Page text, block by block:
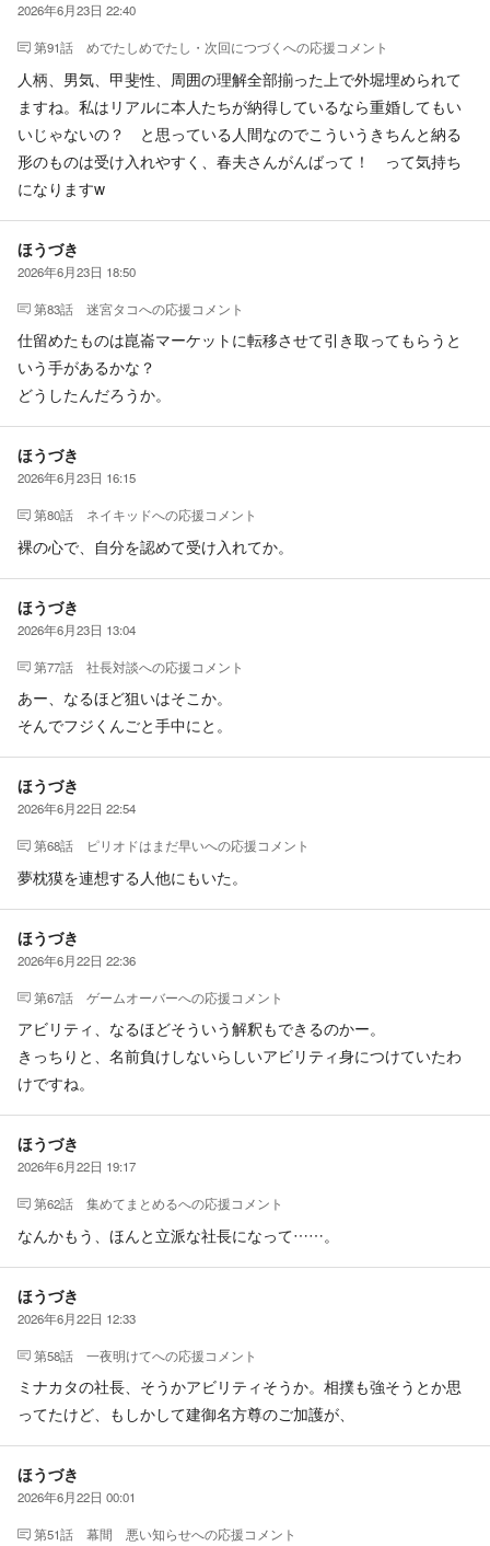
2026年6月23日 22:40
第91話 めでたしめでたし・次回につづく への応援コメント
人柄、男気、甲斐性、周囲の理解全部揃った上で外堀埋められて
ますね。私はリアルに本人たちが納得しているなら重婚してもい
いじゃないの？ と思っている人間なのでこういうきちんと納る
形のものは受け入れやすく、春夫さんがんばって！ って気持ち
になりますw
ほうづき
2026年6月23日 18:50
第83話 迷宮タコへの応援コメント
仕留めたものは崑崙マーケットに転移させて引き取ってもらうと
いう手があるかな？
どうしたんだろうか。
ほうづき
2026年6月23日 16:15
第80話 ネイキッドへの応援コメント
裸の心で、自分を認めて受け入れてか。
ほうづき
2026年6月23日 13:04
第77話 社長対談への応援コメント
あー、なるほど狙いはそこか。
そんでフジくんごと手中にと。
ほうづき
2026年6月22日 22:54
第68話 ピリオドはまだ早いへの応援コメント
夢枕獏を連想する人他にもいた。
ほうづき
2026年6月22日 22:36
第67話 ゲームオーバーへの応援コメント
アビリティ、なるほどそういう解釈もできるのかー。
きっちりと、名前負けしないらしいアビリティ身につけていたわ
けですね。
ほうづき
2026年6月22日 19:17
第62話 集めてまとめるへの応援コメント
なんかもう、ほんと立派な社長になって……。
ほうづき
2026年6月22日 12:33
第58話 一夜明けてへの応援コメント
ミナカタの社長、そうかアビリティそうか。相撲も強そうとか思
ってたけど、もしかして建御名方尊のご加護が、
ほうづき
2026年6月22日 00:01
第51話 幕間 悪い知らせへの応援コメント